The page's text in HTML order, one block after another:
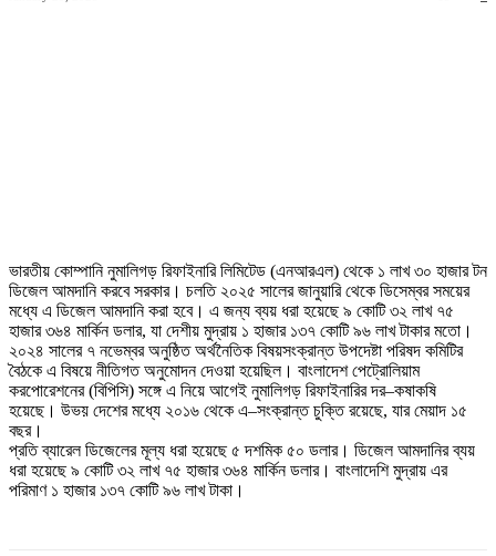
ভারতীয় কোম্পানি নুমালিগড় রিফাইনারি লিমিটেড (এনআরএল) থেকে ১ লাখ ৩০ হাজার টন
ডিজেল আমদানি করবে সরকার। চলতি ২০২৫ সালের জানুয়ারি থেকে ডিসেম্বর সময়ের
মধ্যে এ ডিজেল আমদানি করা হবে। এ জন্য ব্যয় ধরা হয়েছে ৯ কোটি ৩২ লাখ ৭৫
হাজার ৩৬৪ মার্কিন ডলার, যা দেশীয় মুদ্রায় ১ হাজার ১৩৭ কোটি ৯৬ লাখ টাকার মতো।
২০২৪ সালের ৭ নভেম্বর অনুষ্ঠিত অর্থনৈতিক বিষয়সংক্রান্ত উপদেষ্টা পরিষদ কমিটির
বৈঠকে এ বিষয়ে নীতিগত অনুমোদন দেওয়া হয়েছিল। বাংলাদেশ পেট্রোলিয়াম
করপোরেশনের (বিপিসি) সঙ্গে এ নিয়ে আগেই নুমালিগড় রিফাইনারির দর–কষাকষি
হয়েছে। উভয় দেশের মধ্যে ২০১৬ থেকে এ–সংক্রান্ত চুক্তি রয়েছে, যার মেয়াদ ১৫
বছর।
প্রতি ব্যারেল ডিজেলের মূল্য ধরা হয়েছে ৫ দশমিক ৫০ ডলার। ডিজেল আমদানির ব্যয়
ধরা হয়েছে ৯ কোটি ৩২ লাখ ৭৫ হাজার ৩৬৪ মার্কিন ডলার। বাংলাদেশি মুদ্রায় এর
পরিমাণ ১ হাজার ১৩৭ কোটি ৯৬ লাখ টাকা।